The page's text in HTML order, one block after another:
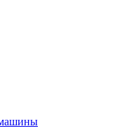
машины